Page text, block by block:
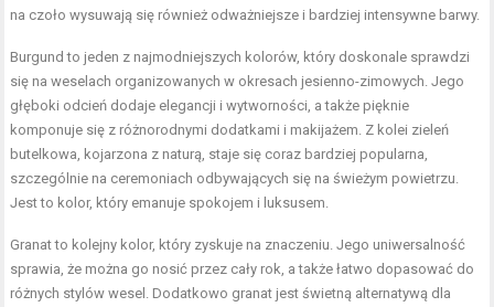
na czoło wysuwają się również odważniejsze i bardziej intensywne barwy.
Burgund to jeden z najmodniejszych kolorów, który doskonale sprawdzi
się na weselach organizowanych w okresach jesienno-zimowych. Jego
głęboki odcień dodaje elegancji i wytworności, a także pięknie
komponuje się z różnorodnymi dodatkami i makijażem. Z kolei zieleń
butelkowa, kojarzona z naturą, staje się coraz bardziej popularna,
szczególnie na ceremoniach odbywających się na świeżym powietrzu.
Jest to kolor, który emanuje spokojem i luksusem.
Granat to kolejny kolor, który zyskuje na znaczeniu. Jego uniwersalność
sprawia, że można go nosić przez cały rok, a także łatwo dopasować do
różnych stylów wesel. Dodatkowo granat jest świetną alternatywą dla